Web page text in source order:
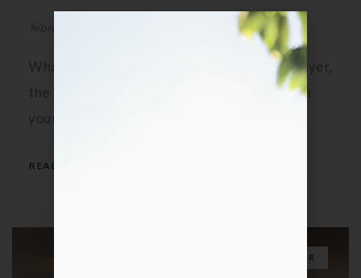
februari 9, 2023
What’s a cake without icing? That outer layer,
the icing, is how you actually show up with
your …
READ MORE
3D INTERIEUR